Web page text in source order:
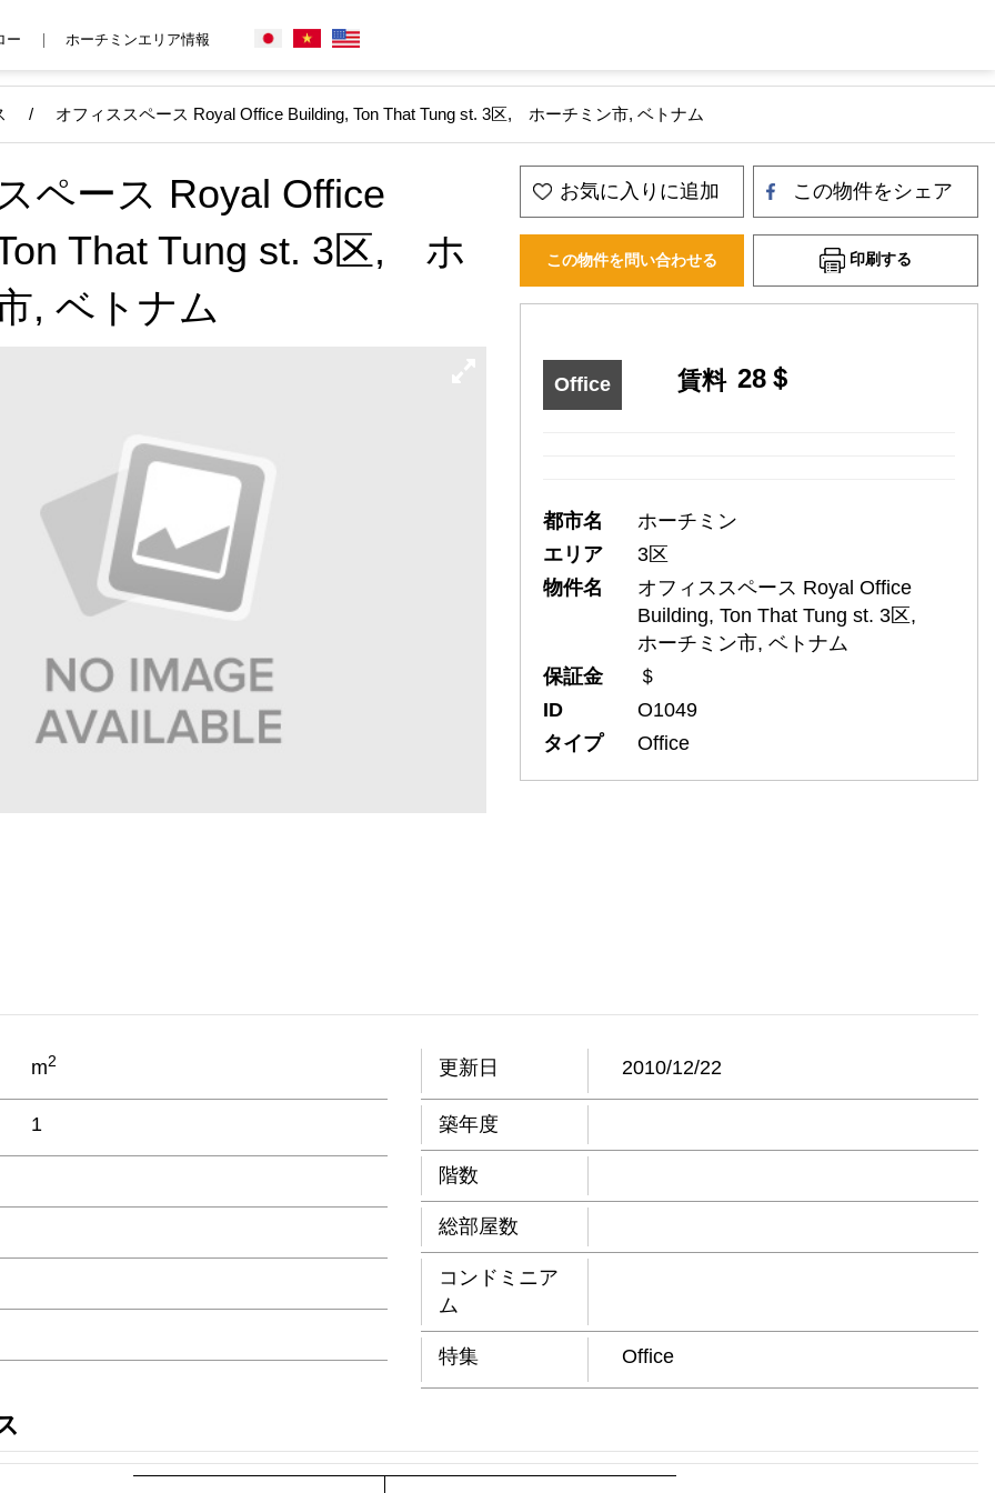
ー ホーチミンエリア情報
/ オフィススペース Royal Office Building, Ton That Tung st. 3区, ホーチミン市, ベトナム
ペース Royal Office
That Tung st. 3区, ホ
, ベトナム
お気に入りに追加 この物件をシェア
この物件を問い合わせる 印刷する
Office 賃料 28＄
都市名
ホーチミン
エリア
3区
物件名
オフィススペース Royal Office
Building, Ton That Tung st. 3区,
ホーチミン市, ベトナム
保証金
＄
ID
O1049
タイプ
Office
m2
1
更新日 2010/12/22
築年度
階数
総部屋数
コンドミニア
ム
特集 Office